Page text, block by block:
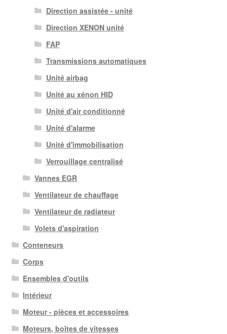
Direction assistée - unité
Direction XENON unité
FAP
Transmissions automatiques
Unité airbag
Unité au xénon HID
Unité d'air conditionné
Unité d'alarme
Unité d'immobilisation
Verrouillage centralisé
Vannes EGR
Ventilateur de chauffage
Ventilateur de radiateur
Volets d'aspiration
Conteneurs
Corps
Ensembles d'outils
Intérieur
Moteur - pièces et accessoires
Moteurs, boîtes de vitesses